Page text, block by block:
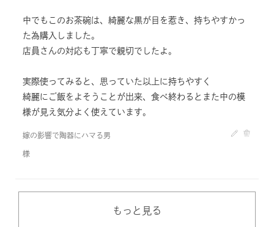
中でもこのお茶碗は、綺麗な黒が目を惹き、持ちやすかっ
た為購入しました。
店員さんの対応も丁寧で親切でしたよ。
実際使ってみると、思っていた以上に持ちやすく
綺麗にご飯をよそうことが出来、食べ終わるとまた中の模
様が見え気分よく使えています。
嫁の影響で陶器にハマる男
様
もっと見る